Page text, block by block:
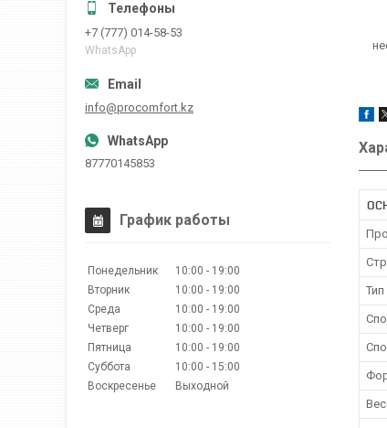
Вес
+7 (777) 014-58-53
WhatsApp
info@procomfort.kz
87770145853
График работы
Понедельник 10:00
19:00
Вторник
10:00
19:00
Среда
10:00
19:00
Четверг
10:00
19:00
Пятница
10:00
19:00
Суббота
10:00
15:00
Воскресенье
Выходной